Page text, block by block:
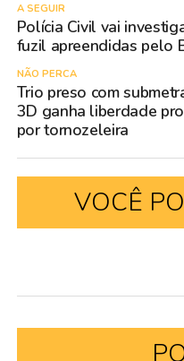
A SEGUIR
Polícia Civil vai
fuzil apreendidas pelo
NÃO PERCA
Trio preso com
3D ganha liberdade
por tornozeleira
VOCÊ